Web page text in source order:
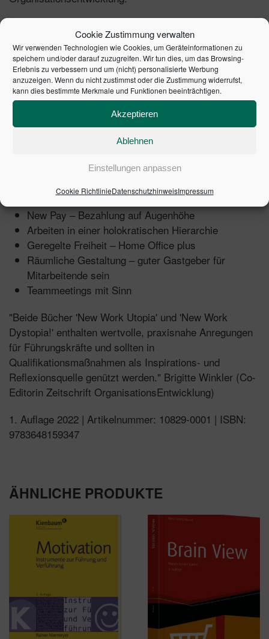
Cookie Zustimmung verwalten
Wir verwenden Technologien wie Cookies, um Geräteinformationen zu
speichern und/oder darauf zuzugreifen. Wir tun dies, um das Browsing-
Erlebnis zu verbessern und um (nicht) personalisierte Werbung
anzuzeigen. Wenn du nicht zustimmst oder die Zustimmung widerrufst,
kann dies bestimmte Merkmale und Funktionen beeinträchtigen.
Akzeptieren
Ablehnen
Einstellungen anpassen
Cookie RichtlinieDatenschutzhinweisImpressum
Köpfen, ausgezeichnet vom Personalmagazin 2021 und
2023.
Inhalte:
Gutes Leben statt guter Arbeit
Sinnhafte Aufteilung von Arbeitszeit
Arbeiten in Organisationseinheiten (Phylen) mit
Konsequente digitale Arbeitsorganisation, z.B. mit
der Rolemap und einer KI
Wachsen in Positionen – Leadership on demand
New Pay – Bezahlung auf Augenhöhe
Arbeiten in einer holokratischen Hierarchie
Geregelte Freiheit – Home Office plus
Räumliche Gestaltung – guter Gastgeber für
Mitarbeitende sein
Teammeetings mit Sinn
"Beide Bücher 'New Work Utopia' und 'New Work
Dystopia!' enthalten wertvolle, praxisnahe Anregungen
für Führungskräfte und sollten in
Qualifikationsmaßnahmen als Inspirations- und
Reflexionsquelle genützt werden." Brigitte Winkler (Co-
Editorin Zeitschrift OrganisationsEntwicklung)
1. Auflage 2022 | Artikelnummer: 10829-0001 | ISBN:
9783648159347
ÄHNLICHE PRODUKTE